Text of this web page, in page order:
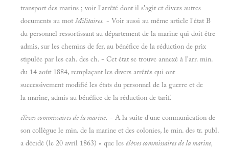
transport des marins ; voir l'arrêté dont il s'agit et divers autres
documents au motMilitaires. - Voir aussi au même article l'état B
du personnel ressortissant au département de la marine qui doit être
admis, sur les chemins de fer, au bénéfice de la réduction de prix
stipulée par les cah. des ch. - Cet état se trouve annexé à l'arr. min.
du 14 août 1884, remplaçant les divers arrêtés qui ont
successivement modifié les états du personnel de la guerre et de
la marine, admis au bénéfice de la réduction de tarif.
élèves commissaires de la marine. - A la suite d'une communication de
son collègue le min. de la marine et des colonies, le min. des tr. publ.
a décidé (le 20 avril 1863) « que les élèves commissaires de la marine,